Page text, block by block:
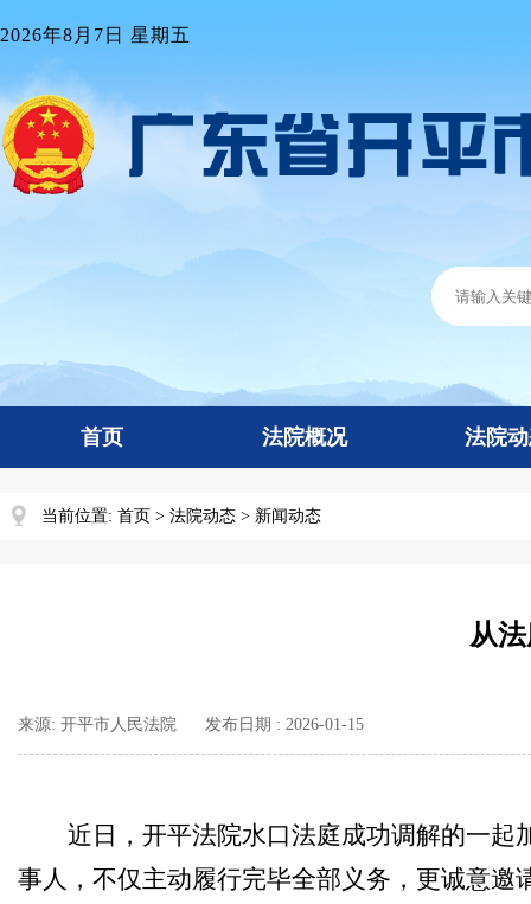
2026年8月7日 星期五
首页 法院概况 法院
当前位置: 首页 > 法院动态 > 新闻动态
从
来源: 开平市人民法院 发布日期 : 2026-01-15
近日，开平法院水口法庭成功调解的一
事人，不仅主动履行完毕全部义务，更诚意